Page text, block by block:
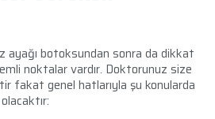
ayağı botoksundan sonra da dikkat
noktalar vardır. Doktorunuz size
fakat genel hatlarıyla şu konularda